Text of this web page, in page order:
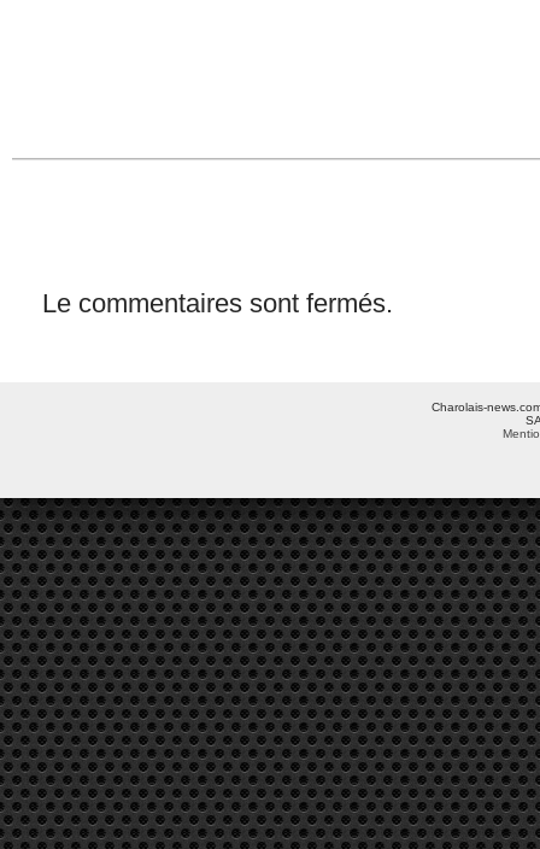
Le commentaires sont fermés.
Charolais-